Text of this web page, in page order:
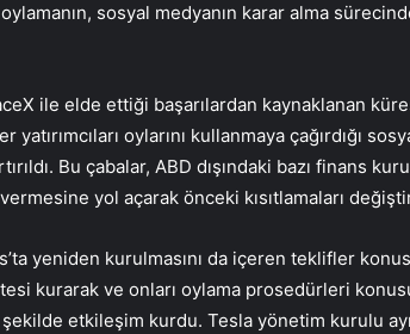
oylamanın, sosyal medyanın karar alma
ile elde ettiği başarılardan kaynaklanan
yatırımcıları oylarını kullanmaya çağırdığı
Bu çabalar, ABD dışındaki bazı finans
yol açarak önceki kısıtlamaları
yeniden kurulmasını da içeren teklifler
kurarak ve onları oylama prosedürleri
etkileşim kurdu. Tesla yönetim kurulu